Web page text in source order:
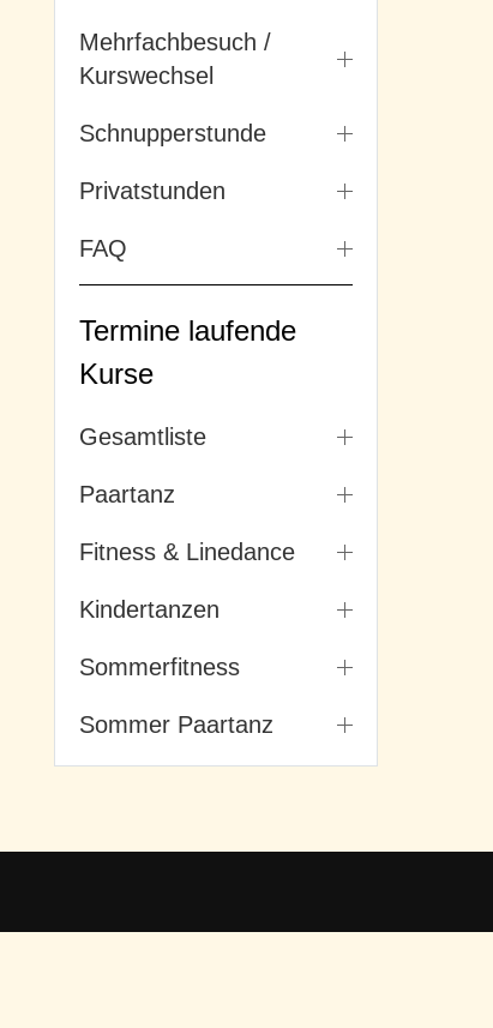
Mehrfachbesuch /
Kurswechsel
Schnupperstunde
Privatstunden
FAQ
Termine laufende
Kurse
Gesamtliste
Paartanz
Fitness & Linedance
Kindertanzen
Sommerfitness
Sommer Paartanz